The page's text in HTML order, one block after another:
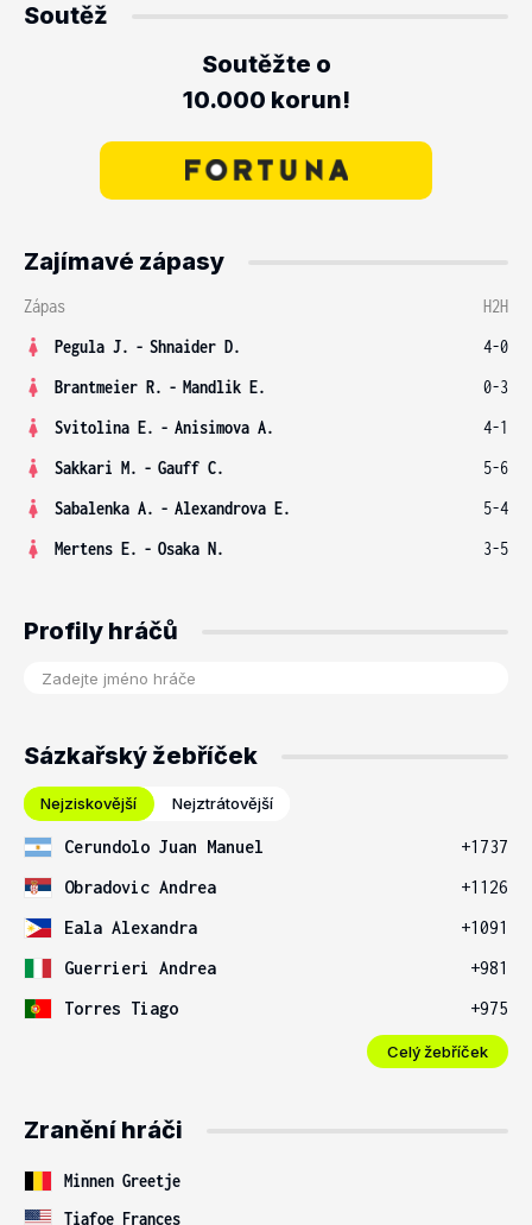
Soutěž
Soutěžte o
10.000 korun!
Zajímavé zápasy
Zápas
H2H
Pegula J. - Shnaider D.
4-0
Brantmeier R. - Mandlik E.
0-3
Svitolina E. - Anisimova A.
4-1
Sakkari M. - Gauff C.
5-6
Sabalenka A. - Alexandrova E.
5-4
Mertens E. - Osaka N. 3-5
Profily hráčů
Sázkařský žebříček
Nejziskovější Nejztrátovější
Cerundolo Juan Manuel
+1737
Obradovic Andrea
+1126
Eala Alexandra
+1091
Guerrieri Andrea
+981
Torres Tiago
+975
Celý žebříček
Zranění hráči
Minnen Greetje
Tiafoe Frances